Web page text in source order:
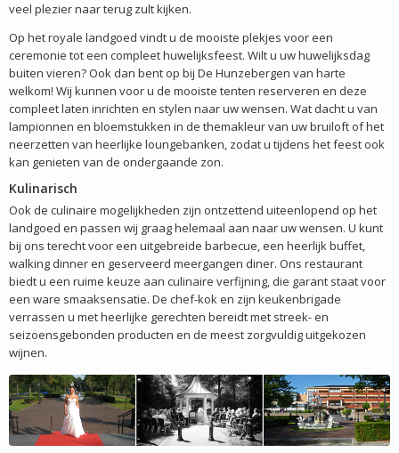
veel plezier naar terug zult kijken.
Op het royale landgoed vindt u de mooiste plekjes voor een
ceremonie tot een compleet huwelijksfeest. Wilt u uw huwelijksdag
buiten vieren? Ook dan bent op bij De Hunzebergen van harte
welkom! Wij kunnen voor u de mooiste tenten reserveren en deze
compleet laten inrichten en stylen naar uw wensen. Wat dacht u van
lampionnen en bloemstukken in de themakleur van uw bruiloft of het
neerzetten van heerlijke loungebanken, zodat u tijdens het feest ook
kan genieten van de ondergaande zon.
Kulinarisch
Ook de culinaire mogelijkheden zijn ontzettend uiteenlopend op het
landgoed en passen wij graag helemaal aan naar uw wensen. U kunt
bij ons terecht voor een uitgebreide barbecue, een heerlijk buffet,
walking dinner en geserveerd meergangen diner. Ons restaurant
biedt u een ruime keuze aan culinaire verfijning, die garant staat voor
een ware smaaksensatie. De chef-kok en zijn keukenbrigade
verrassen u met heerlijke gerechten bereidt met streek- en
seizoensgebonden producten en de meest zorgvuldig uitgekozen
wijnen.